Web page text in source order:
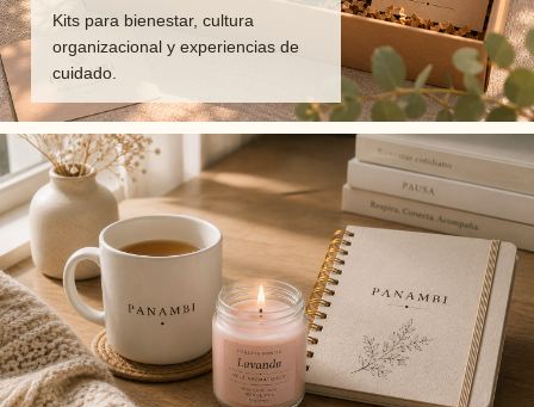
Kits para bienestar, cultura
organizacional y experiencias de
cuidado.